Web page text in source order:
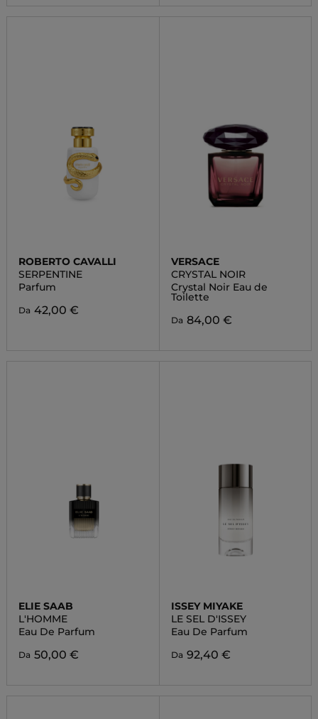
ROBERTO CAVALLI
SERPENTINE
Parfum
Da 42,00 €
VERSACE
CRYSTAL NOIR
Crystal Noir Eau de
Toilette
Da 84,00 €
ELIE SAAB
L'HOMME
Eau De Parfum
Da 50,00 €
ISSEY MIYAKE
LE SEL D'ISSEY
Eau De Parfum
Da 92,40 €